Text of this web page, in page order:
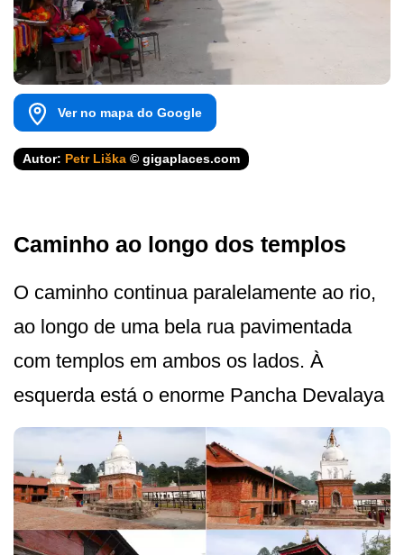
Ver no mapa do Google
Autor: Petr Liška © gigaplaces.com
Caminho ao longo dos templos
O caminho continua paralelamente ao rio,
ao longo de uma bela rua pavimentada
com templos em ambos os lados. À
esquerda está o enorme Pancha Devalaya